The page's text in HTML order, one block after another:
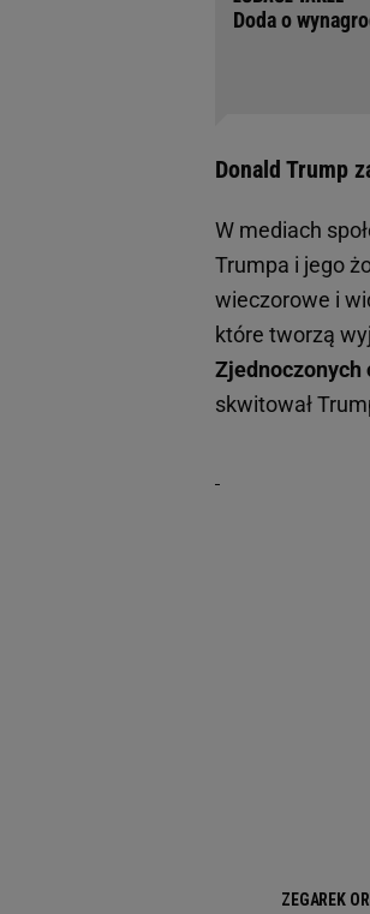
Doda o
Donald Trump
W mediach
Trumpa i jego
wieczorowe i
które tworzą
Zjednoczonych
skwitował